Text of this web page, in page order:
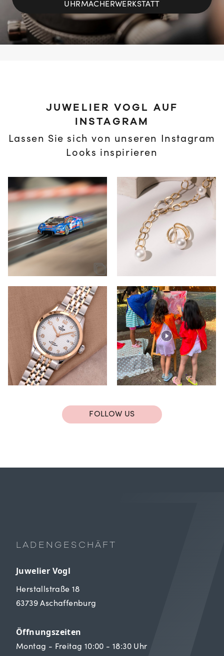
UHRMACHERWERKSTATT
JUWELIER VOGL AUF
INSTAGRAM
Lassen Sie sich von unseren Instagram
Looks inspirieren
FOLLOW US
LADENGESCHÄFT
Juwelier Vogl
Herstallstraße 18
63739 Aschaffenburg
Öffnungszeiten
Montag - Freitag 10:00 - 18:30 Uhr